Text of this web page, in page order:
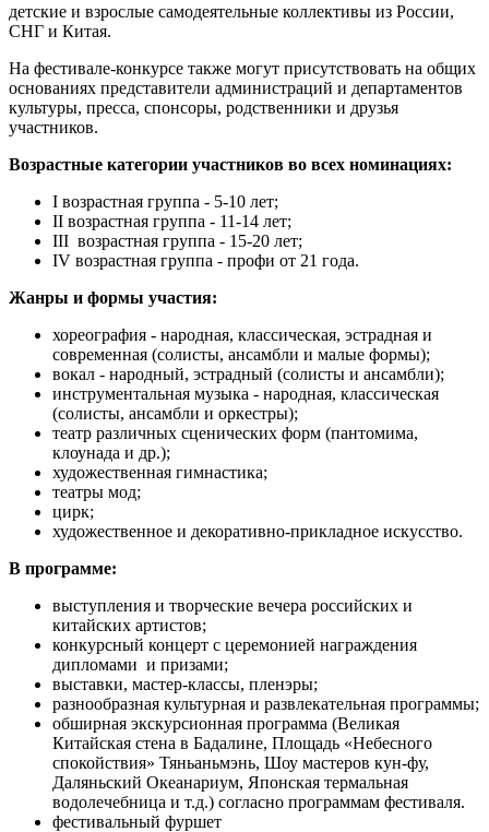
детские и взрослые самодеятельные коллективы из России,
СНГ и Китая.
На фестивале-конкурсе также могут присутствовать на общих
основаниях представители администраций и департаментов
культуры, пресса, спонсоры, родственники и друзья
участников.
Возрастные категории участников во всех номинациях:
I возрастная группа - 5-10 лет;
II возрастная группа - 11-14 лет;
III возрастная группа - 15-20 лет;
IV возрастная группа - профи от 21 года.
Жанры и формы участия:
хореография - народная, классическая, эстрадная и
современная (солисты, ансамбли и малые формы);
вокал - народный, эстрадный (солисты и ансамбли);
инструментальная музыка - народная, классическая
(солисты, ансамбли и оркестры);
театр различных сценических форм (пантомима,
клоунада и др.);
художественная гимнастика;
театры мод;
цирк;
художественное и декоративно-прикладное искусство.
В программе:
выступления и творческие вечера российских и
китайских артистов;
конкурсный концерт с церемонией награждения
дипломами и призами;
выставки, мастер-классы, пленэры;
разнообразная культурная и развлекательная программы;
обширная экскурсионная программа (Великая
Китайская стена в Бадалине, Площадь «Небесного
спокойствия» Тяньаньмэнь, Шоу мастеров кун-фу,
Даляньский Океанариум, Японская термальная
водолечебница и т.д.) согласно программам фестиваля.
фестивальный фуршет